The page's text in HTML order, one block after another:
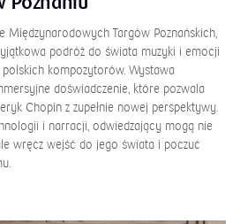
Międzynarodowych Targów Poznańskich,
podróż do świata muzyki i emocji
kompozytorów. Wystawa
doświadczenie, które pozwala
Chopin z zupełnie nowej perspektywy.
i narracji, odwiedzający mogą nie
wręcz wejść do jego świata i poczuć